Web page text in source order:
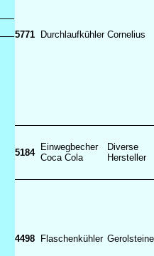
5771 Durchlaufkühler Cornelius
5184
Einwegbecher
Coca Cola
Diverse
Hersteller
4498 Flaschenkühler